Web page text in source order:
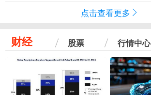
点击查看更多
财经 股票 行情中心